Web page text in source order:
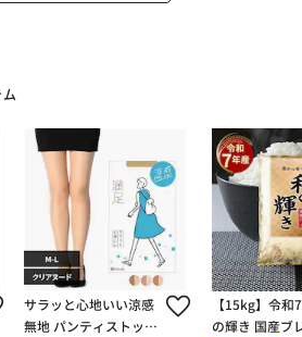
サラッと心地いい涼感
無地 パンティストッキ
【15kg】令和
の輝き 国産ブ